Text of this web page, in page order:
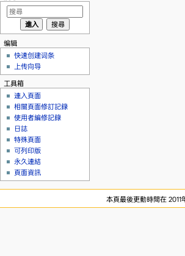
编辑
快速创建词条
上传向导
工具箱
連入頁面
相關頁面修訂記錄
使用者編修記錄
日誌
特殊頁面
可列印版
永久連結
頁面資訊
本頁最後更動時間在 2011